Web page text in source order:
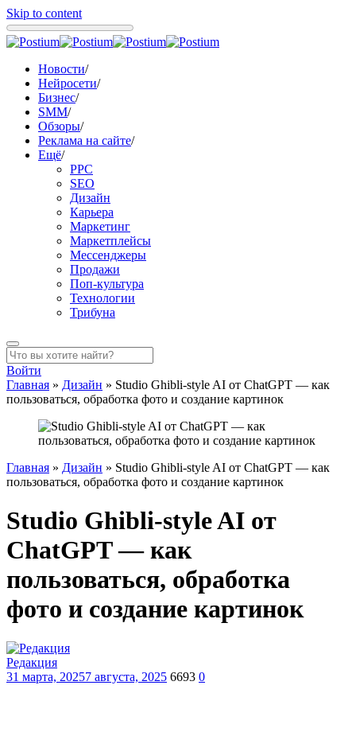
Skip to content
Новости/
Нейросети/
Бизнес/
SMM/
Обзоры/
Реклама на сайте/
Ещё/
PPC
SEO
Дизайн
Карьера
Маркетинг
Маркетплейсы
Мессенджеры
Продажи
Поп-культура
Технологии
Трибуна
Войти
Главная » Дизайн » Studio Ghibli-style AI от ChatGPT — как
пользоваться, обработка фото и создание картинок
Главная » Дизайн » Studio Ghibli-style AI от ChatGPT — как
пользоваться, обработка фото и создание картинок
Studio Ghibli-style AI от
ChatGPT — как
пользоваться, обработка
фото и создание картинок
Редакция
31 марта, 20257 августа, 2025 6693 0